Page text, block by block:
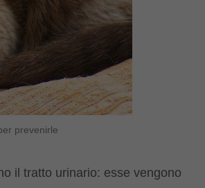
prevenirle
il tratto urinario: esse vengono